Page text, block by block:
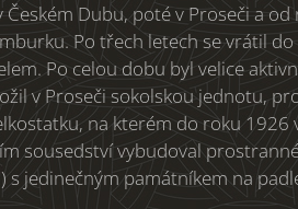
Českém Dubu, poté v Proseči a
Po třech letech se vrátil
Po celou dobu byl velice
v Proseči sokolskou jednotu,
na kterém do roku
sousedství vybudoval
s jedinečným památníkem na